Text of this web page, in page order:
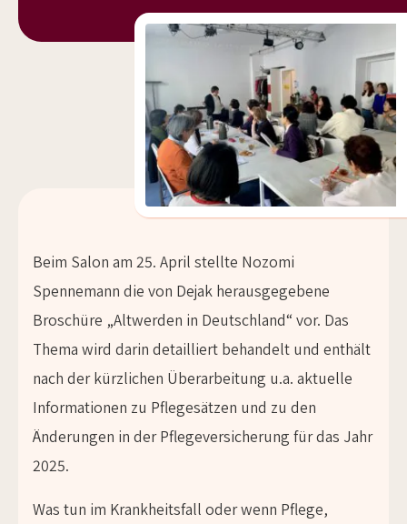
Beim Salon am 25. April stellte Nozomi
Spennemann die von Dejak herausgegebene
Broschüre „Altwerden in Deutschland“ vor. Das
Thema wird darin detailliert behandelt und enthält
nach der kürzlichen Überarbeitung u.a. aktuelle
Informationen zu Pflegesätzen und zu den
Änderungen in der Pflegeversicherung für das Jahr
2025.
Was tun im Krankheitsfall oder wenn Pflege,